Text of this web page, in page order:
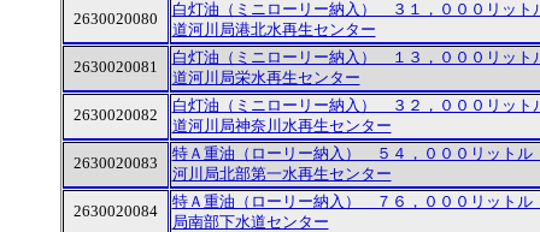
2630020080
白灯油（ミニローリー納入） ３１，０００リッ
道河川局港北水再生センター
2630020081
白灯油（ミニローリー納入） １３，０００リッ
道河川局栄水再生センター
2630020082
白灯油（ミニローリー納入） ３２，０００リッ
道河川局神奈川水再生センター
2630020083
特Ａ重油（ローリー納入） ５４，０００リット
河川局北部第一水再生センター
2630020084
特Ａ重油（ローリー納入） ７６，０００リット
局南部下水道センター